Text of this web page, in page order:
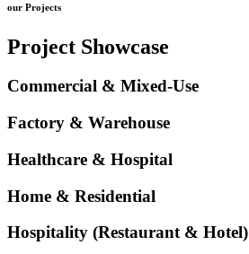
our Projects
Project Showcase
Commercial & Mixed-Use
Factory & Warehouse
Healthcare & Hospital
Home & Residential
Hospitality (Restaurant & Hotel)